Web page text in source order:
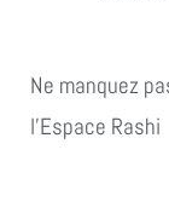
Ne manquez
l'Espace Rashi